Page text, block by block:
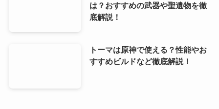
は？おすすめの武器や聖遺物を徹
底解説！
トーマは原神で使える？性能やお
すすめビルドなど徹底解説！